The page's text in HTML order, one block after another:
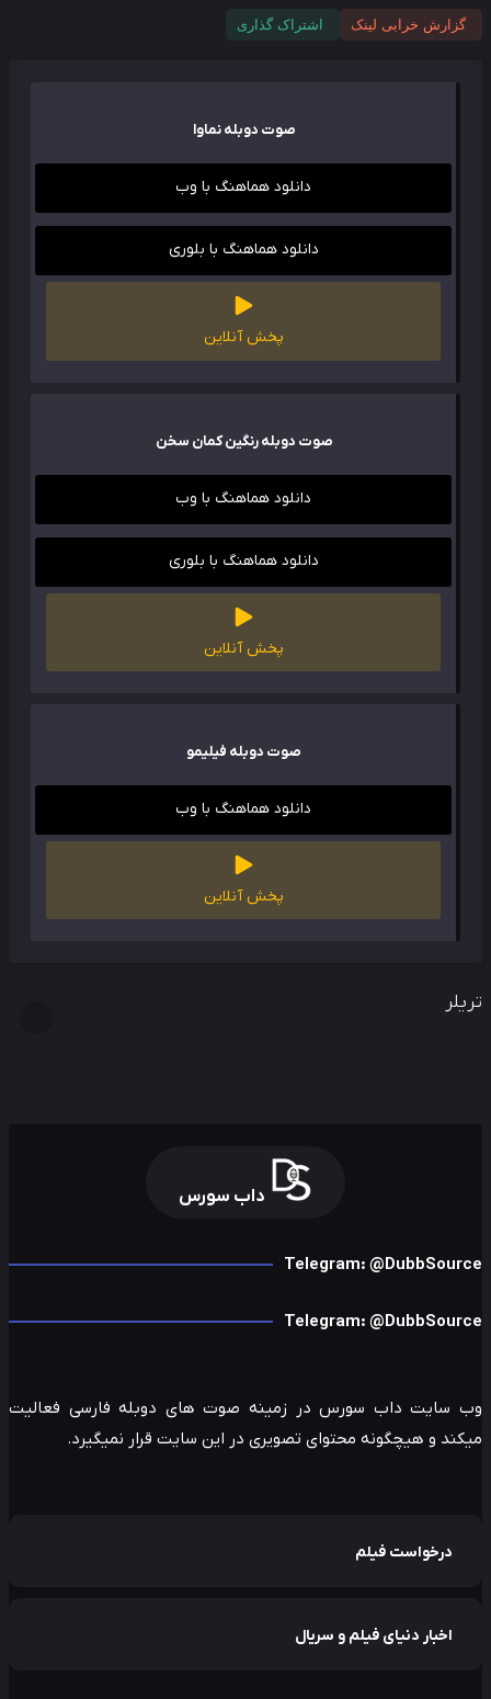
گزارش خرابی لینک اشتراک گذاری
صوت دوبله نماوا
دانلود هماهنگ با وب
دانلود هماهنگ با بلوری
پخش آنلاین
صوت دوبله رنگین کمان سخن
دانلود هماهنگ با وب
دانلود هماهنگ با بلوری
پخش آنلاین
صوت دوبله فیلیمو
دانلود هماهنگ با وب
پخش آنلاین
داب سورس
Telegram:
Telegram:
سایت داب سورس در زمینه صوت های دوبله فارسی فعالیت
و هیچگونه محتوای تصویری در این سایت قرار نمیگیرد.
درخواست فیلم
اخبار دنیای فیلم و سریال